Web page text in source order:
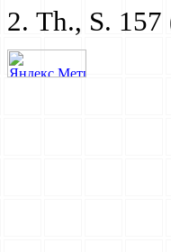
2. Th., S.